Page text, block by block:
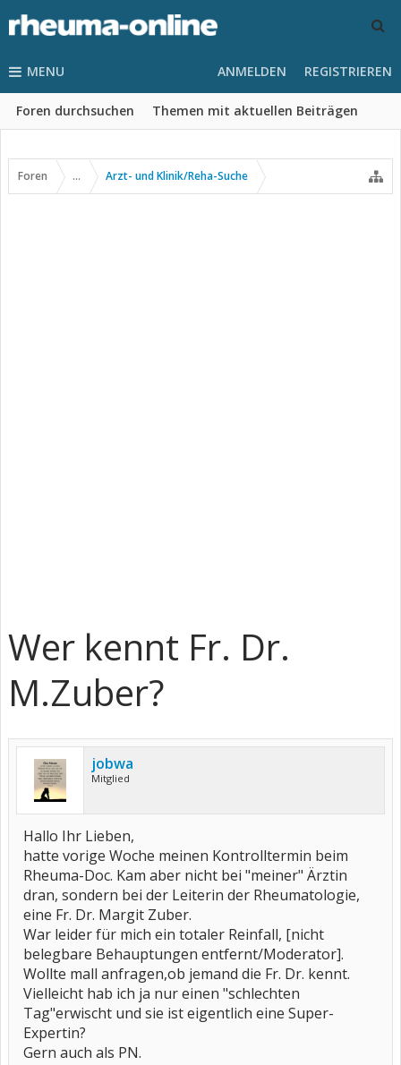
MENU
Foren durchsuchen Themen mit aktuellen Beiträgen
ANMELDEN REGISTRIEREN
Foren ... Arzt- und Klinik/Reha-Suche
Wer kennt Fr. Dr.
M.Zuber?
jobwa
Mitglied
Hallo Ihr Lieben,
hatte vorige Woche meinen Kontrolltermin beim
Rheuma-Doc. Kam aber nicht bei "meiner" Ärztin
dran, sondern bei der Leiterin der Rheumatologie,
eine Fr. Dr. Margit Zuber.
War leider für mich ein totaler Reinfall, [nicht
belegbare Behauptungen entfernt/Moderator].
Wollte mall anfragen,ob jemand die Fr. Dr. kennt.
Vielleicht hab ich ja nur einen "schlechten
Tag"erwischt und sie ist eigentlich eine Super-
Expertin?
Gern auch als PN.